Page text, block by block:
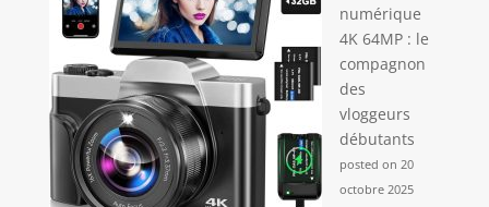
numérique
4K 64MP : le
compagnon
des
vloggeurs
débutants
posted on 20
octobre 2025